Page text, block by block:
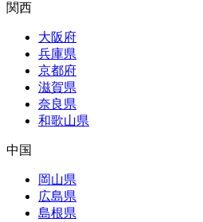
関西
大阪府
兵庫県
京都府
滋賀県
奈良県
和歌山県
中国
岡山県
広島県
島根県